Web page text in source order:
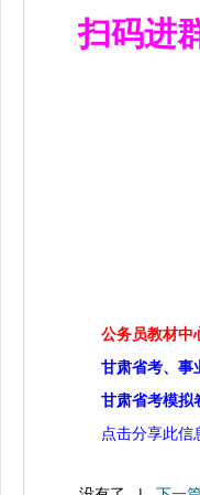
扫码进
公务员教材中
甘肃省考、事
甘肃省考模拟
点击分享此信